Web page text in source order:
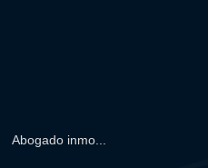
Abogado inmo...